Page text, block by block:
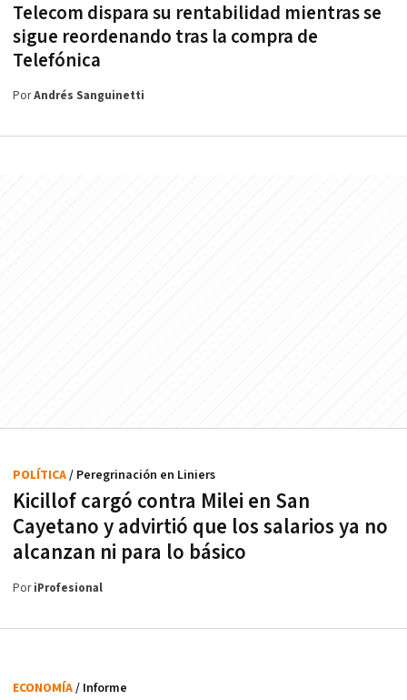
Telecom dispara su rentabilidad mientras se
sigue reordenando tras la compra de
Telefónica
PorAndrés Sanguinetti
Kicillof cargó contra Milei en San
Cayetano y advirtió que los salarios ya no
alcanzan ni para lo básico
POLÍTICA/ Peregrinación en Liniers
PoriProfesional
ECONOMÍA/ Informe